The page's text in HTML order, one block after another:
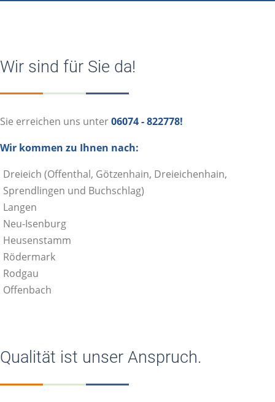
Wir sind für Sie da!
Sie erreichen uns unter06074 - 822778!
Wir kommen zu Ihnen nach:
Dreieich (Offenthal, Götzenhain, Dreieichenhain,
Sprendlingen und Buchschlag)
Langen
Neu-Isenburg
Heusenstamm
Rödermark
Rodgau
Offenbach
Qualität ist unser Anspruch.